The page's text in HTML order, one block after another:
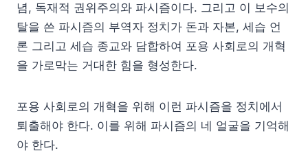
념, 독재적 권위주의와 파시즘이다. 그리고 이 보수의
탈을 쓴 파시즘의 부역자 정치가 돈과 자본, 세습 언
론 그리고 세습 종교와 담합하여 포용 사회로의 개혁
을 가로막는 거대한 힘을 형성한다.
포용 사회로의 개혁을 위해 이런 파시즘을 정치에서
퇴출해야 한다. 이를 위해 파시즘의 네 얼굴을 기억해
야 한다.